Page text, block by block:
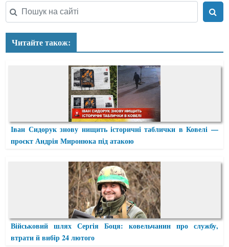
Читайте також:
Іван Сидорук знову нищить історичні таблички в Ковелі —
проєкт Андрія Миронюка під атакою
Військовий шлях Сергія Боця: ковельчанин про службу,
втрати й вибір 24 лютого